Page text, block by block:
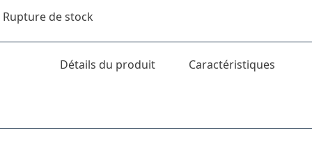
Rupture de stock
Détails du produit Caractéristiques